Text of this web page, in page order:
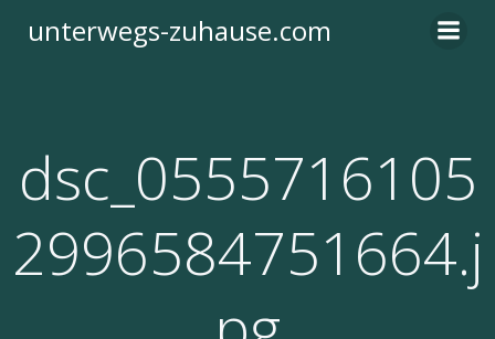
Inhalt
unterwegs-zuhause.com
dsc_0555716105
2996584751664.j